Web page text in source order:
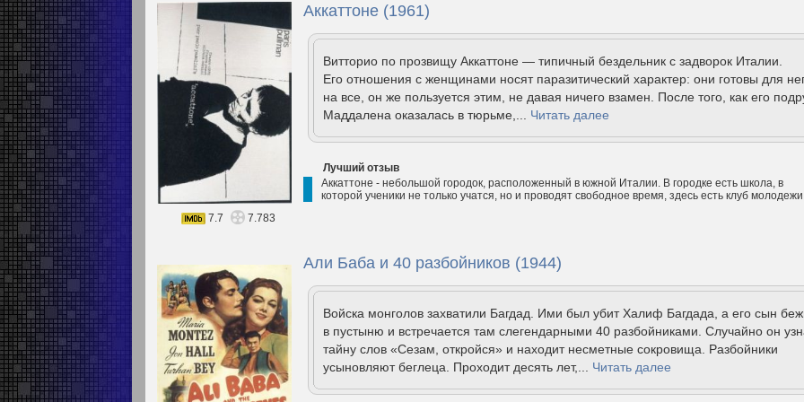
Аккаттоне (1961)
Витторио по прозвищу Аккаттоне — типичный бездельник с задворок Италии.
Его отношения с женщинами носят паразитический характер: они готовы для
на все, он же пользуется этим, не давая ничего взамен. После того, как его
Маддалена оказалась в тюрьме,... Читать далее
Лучший отзыв
Аккаттоне - небольшой городок, расположенный в южной Италии. В городке есть школа, в
которой ученики не только учатся, но и проводят свободное время, здесь есть клуб
7.7
7.783
Али Баба и 40 разбойников (1944)
Войска монголов захватили Багдад. Ими был убит Халиф Багдада, а его сын
в пустыню и встречается там слегендарными 40 разбойниками. Случайно он
тайну слов «Сезам, откройся» и находит несметные сокровища. Разбойники
усыновляют беглеца. Проходит десять лет,... Читать далее